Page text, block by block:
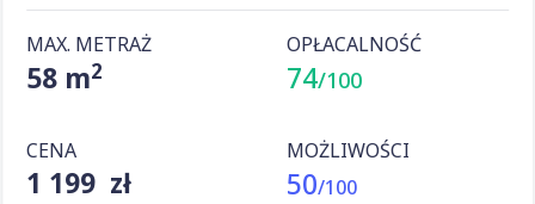
MAX. METRAŻ
58 m2
OPŁACALNOŚĆ
74/100
CENA
1 199 zł
MOŻLIWOŚCI
50/100